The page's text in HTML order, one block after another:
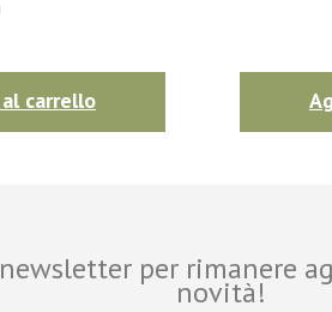
carrello
per rimanere
novità!